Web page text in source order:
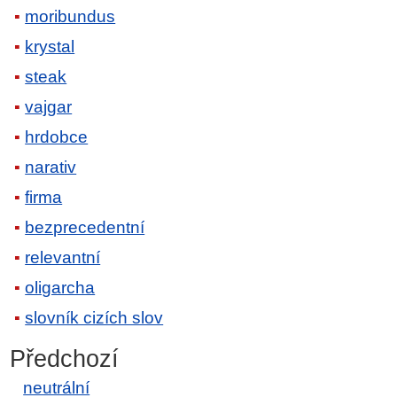
moribundus
krystal
steak
vajgar
hrdobce
narativ
firma
bezprecedentní
relevantní
oligarcha
slovník cizích slov
Předchozí
neutrální